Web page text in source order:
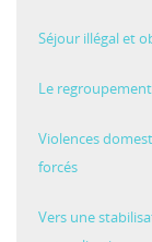
Séjour illégal et
Le
Violences
forcés
Vers une